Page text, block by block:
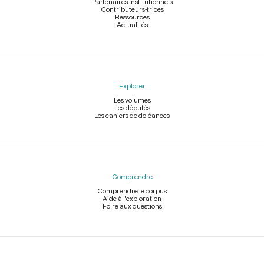
Contributeurs-trices
Ressources
Actualités
Explorer
Les volumes
Les députés
Les cahiers de doléances
Comprendre
Comprendre le corpus
Aide à l'exploration
Foire aux questions